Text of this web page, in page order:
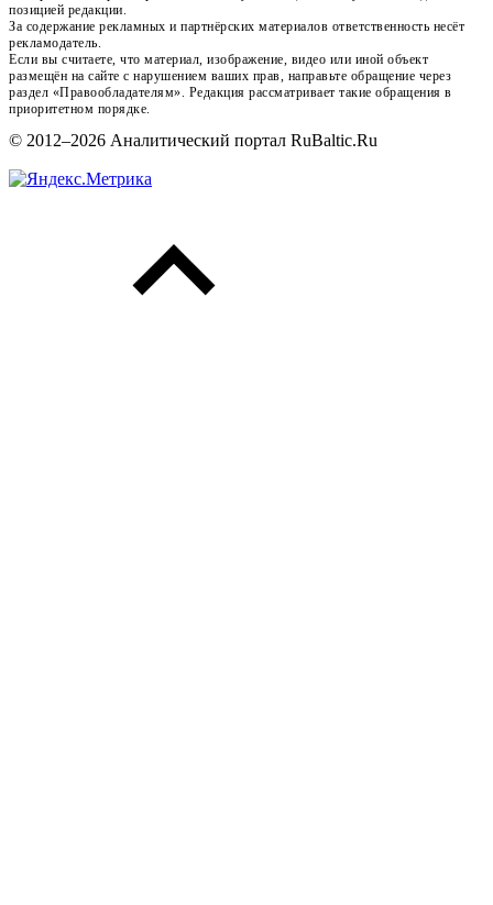
позицией редакции.
За содержание рекламных и партнёрских материалов ответственность несёт
рекламодатель.
Если вы считаете, что материал, изображение, видео или иной объект
размещён на сайте с нарушением ваших прав, направьте обращение через
раздел «Правообладателям». Редакция рассматривает такие обращения в
приоритетном порядке.
© 2012–2026 Аналитический портал RuBaltic.Ru